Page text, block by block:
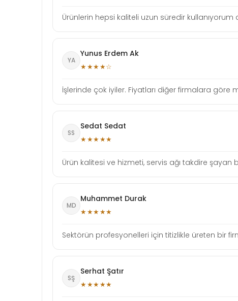
Ürünlerin hepsi kaliteli uzun süredir kullanıyorum
YA
Yunus Erdem Ak
★★★★☆
İşlerinde çok iyiler. Fiyatları diğer firmalara göre
SS
Sedat Sedat
★★★★★
Ürün kalitesi ve hizmeti, servis ağı takdire şayan
MD
Muhammet Durak
★★★★★
Sektörün profesyonelleri için titizlikle üreten bir
SŞ
Serhat Şatır
★★★★★